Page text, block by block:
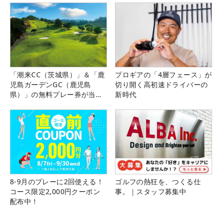
「潮来CC（茨城県）」＆「鹿
児島ガーデンGC（鹿児島
県）」の無料プレー券が当た
プロギアの「4層フェース」が
切り開く高初速ドライバーの
新時代
8-9月のプレーに2回使える！
コース限定2,000円クーポン
配布中！
ゴルフの熱狂を、つくる仕
事。｜スタッフ募集中